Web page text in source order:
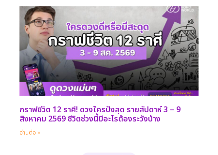
กราฟชีวิต 12 ราศี! ดวงใครปังสุด รายสัปดาห์ 3 – 9
สิงหาคม 2569 ชีวิตช่วงนี้มีอะไรต้องระวังบ้าง
อ่านต่อ »